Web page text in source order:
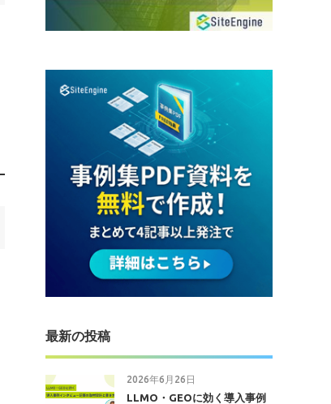
最新の投稿
2026年6月26日
LLMO・GEOに効く導入事例